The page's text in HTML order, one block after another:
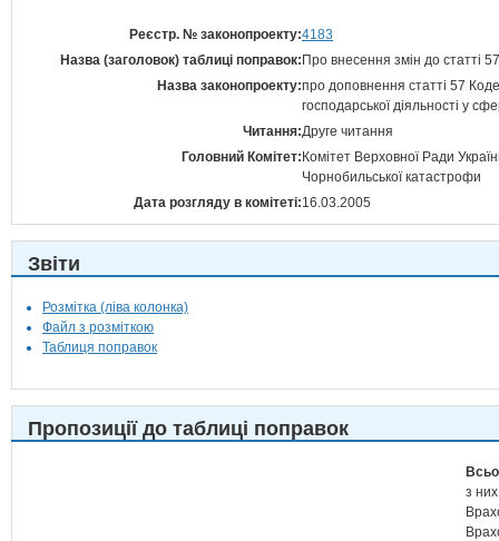
Реєстр. № законопроекту:4183
Назва (заголовок) таблиці поправок: Про внесення змін до статті
Назва законопроекту:про доповнення статті 57
господарської діяльності у
Читання:Друге читання
Головний Комітет: Комітет Верховної Ради
Чорнобильської катастрофи
Дата розгляду в комітеті:16.03.2005
Звіти
Розмітка (ліва колонка)
Файл з розміткою
Таблиця поправок
Пропозиції до таблиці поправок
з